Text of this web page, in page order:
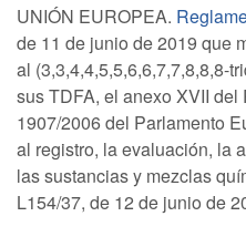
UNIÓN EUROPEA.
de 11 de junio de 2019 que
al (3,3,4,4,5,5,6,6,7,7,8,8,8-
sus TDFA, el anexo XVII del
1907/2006 del Parlamento
al registro, la evaluación, la
las sustancias y mezclas
L154/37, de 12 de junio de